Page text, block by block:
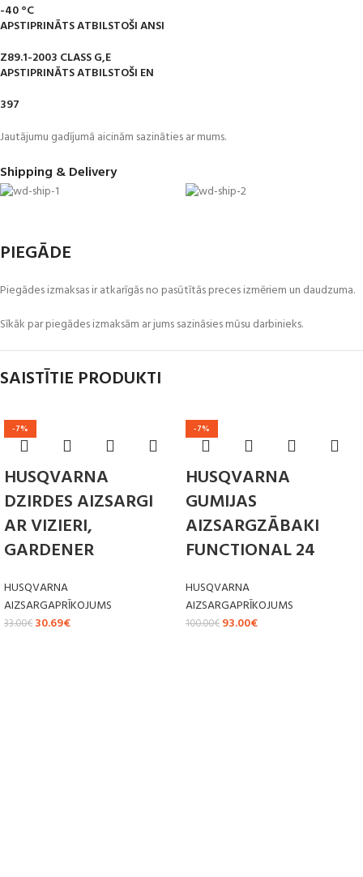
-40 °C
APSTIPRINĀTS ATBILSTOŠI ANSI
Z89.1-2003 CLASS G,E
APSTIPRINĀTS ATBILSTOŠI EN
397
Jautājumu gadījumā aicinām sazināties ar mums.
Shipping & Delivery
PIEGĀDE
Piegādes izmaksas ir atkarīgās no pasūtītās preces izmēriem un daudzuma.
Sīkāk par piegādes izmaksām ar jums sazināsies mūsu darbinieks.
SAISTĪTIE PRODUKTI
-7%
HUSQVARNA
DZIRDES AIZSARGI
AR VIZIERI,
GARDENER
HUSQVARNA
AIZSARGAPRĪKOJUMS
33.00€ 30.69€
-7%
HUSQVARNA
GUMIJAS
AIZSARGZĀBAKI
FUNCTIONAL 24
HUSQVARNA
AIZSARGAPRĪKOJUMS
100.00€ 93.00€